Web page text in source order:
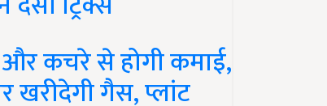
कचरे से होगी कमाई,
खरीदेगी गैस, प्लांट